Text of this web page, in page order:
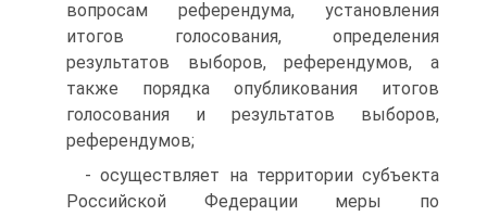
вопросам референдума, установления
итогов голосования, определения
результатов выборов, референдумов, а
также порядка опубликования итогов
голосования и результатов выборов,
референдумов;
- осуществляет на территории субъекта
Российской Федерации меры по